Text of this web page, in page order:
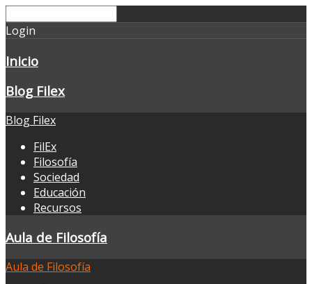
Login
Inicio
Blog Filex
Blog Filex
FilEx
Filosofía
Sociedad
Educación
Recursos
Aula de Filosofía
Aula de Filosofía